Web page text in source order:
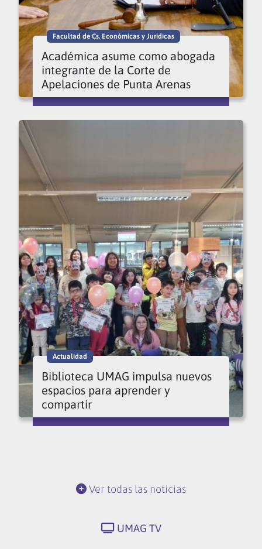
Facultad de Cs. Económicas y Jurídicas
Académica asume como abogada
integrante de la Corte de
Apelaciones de Punta Arenas
Actualidad
Biblioteca UMAG impulsa nuevos
espacios para aprender y
compartir
Ver todas las noticias
UMAG TV